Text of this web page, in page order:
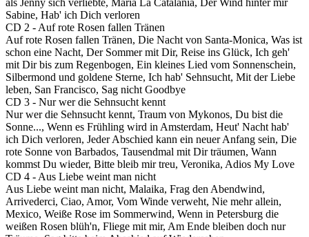
als Jenny sich verliebte, Maria La Catalania, Der Wind hinter mir
Sabine, Hab' ich Dich verloren
CD 2 - Auf rote Rosen fallen Tränen
Auf rote Rosen fallen Tränen, Die Nacht von Santa-Monica, Was ist
schon eine Nacht, Der Sommer mit Dir, Reise ins Glück, Ich geh'
mit Dir bis zum Regenbogen, Ein kleines Lied vom Sonnenschein,
Silbermond und goldene Sterne, Ich hab' Sehnsucht, Mit der Liebe
leben, San Francisco, Sag nicht Goodbye
CD 3 - Nur wer die Sehnsucht kennt
Nur wer die Sehnsucht kennt, Traum von Mykonos, Du bist die
Sonne..., Wenn es Frühling wird in Amsterdam, Heut' Nacht hab'
ich Dich verloren, Jeder Abschied kann ein neuer Anfang sein, Die
rote Sonne von Barbados, Tausendmal mit Dir träumen, Wann
kommst Du wieder, Bitte bleib mir treu, Veronika, Adios My Love
CD 4 - Aus Liebe weint man nicht
Aus Liebe weint man nicht, Malaika, Frag den Abendwind,
Arrivederci, Ciao, Amor, Vom Winde verweht, Nie mehr allein,
Mexico, Weiße Rose im Sommerwind, Wenn in Petersburg die
weißen Rosen blüh'n, Fliege mit mir, Am Ende bleiben doch nur